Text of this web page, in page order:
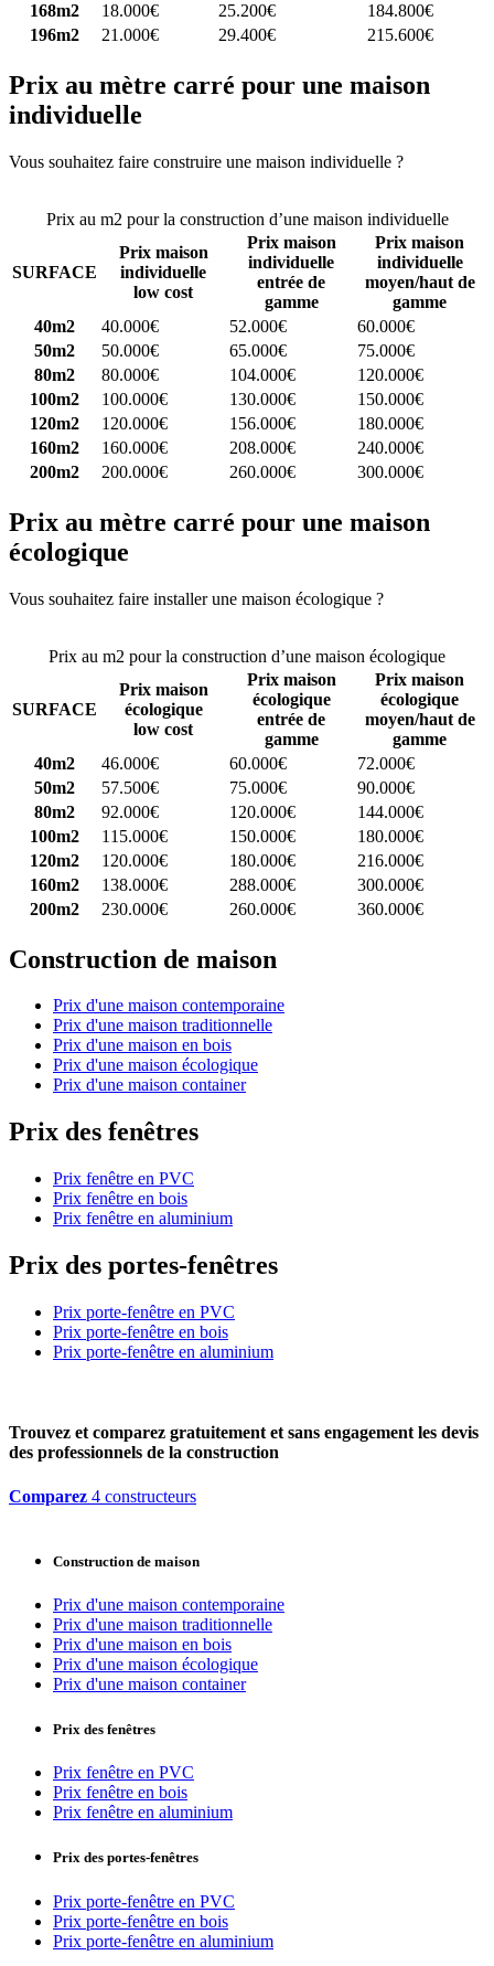
168m2
18.000€ 25.200€
184.800€
196m2
21.000€ 29.400€ 215.600€
Prix au mètre carré pour une maison
individuelle
Vous souhaitez faire construire une maison individuelle ?
Prix au m2 pour la construction d’une maison individuelle
SURFACE
Prix maison
individuelle
low cost
Prix maison
individuelle
entrée de
gamme
Prix maison
individuelle
moyen/haut de
gamme
40m2
40.000€ 52.000€
60.000€
50m2
50.000€ 65.000€
75.000€
80m2
80.000€ 104.000€
120.000€
100m2
100.000€ 130.000€
150.000€
120m2
120.000€ 156.000€
180.000€
160m2
160.000€ 208.000€
240.000€
200m2
200.000€ 260.000€ 300.000€
Prix au mètre carré pour une maison
écologique
Vous souhaitez faire installer une maison écologique ?
Prix au m2 pour la construction d’une maison écologique
SURFACE
Prix maison
écologique
low cost
Prix maison
écologique
entrée de
gamme
Prix maison
écologique
moyen/haut de
gamme
40m2
46.000€ 60.000€
72.000€
50m2
57.500€ 75.000€
90.000€
80m2
92.000€ 120.000€
144.000€
100m2
115.000€ 150.000€
180.000€
120m2
120.000€ 180.000€
216.000€
160m2
138.000€ 288.000€
300.000€
200m2
230.000€ 260.000€ 360.000€
Construction de maison
Prix d'une maison contemporaine
Prix d'une maison traditionnelle
Prix d'une maison en bois
Prix d'une maison écologique
Prix d'une maison container
Prix des fenêtres
Prix fenêtre en PVC
Prix fenêtre en bois
Prix fenêtre en aluminium
Prix des portes-fenêtres
Prix porte-fenêtre en PVC
Prix porte-fenêtre en bois
Prix porte-fenêtre en aluminium
Trouvez et comparez gratuitement et sans engagement les devis
des professionnels de la construction
Comparez 4 constructeurs
Construction de maison
Prix d'une maison contemporaine
Prix d'une maison traditionnelle
Prix d'une maison en bois
Prix d'une maison écologique
Prix d'une maison container
Prix des fenêtres
Prix fenêtre en PVC
Prix fenêtre en bois
Prix fenêtre en aluminium
Prix des portes-fenêtres
Prix porte-fenêtre en PVC
Prix porte-fenêtre en bois
Prix porte-fenêtre en aluminium